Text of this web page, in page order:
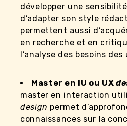
développer une
d’adapter son style
permettent aussi
en recherche et en
l’analyse des besoins
Master en IU ou UX
master en interaction
design permet
connaissances sur la